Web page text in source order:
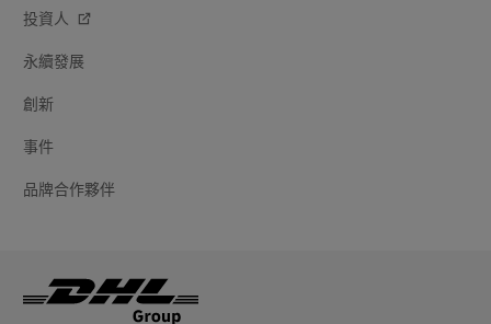
投資人
永續發展
創新
事件
品牌合作夥伴